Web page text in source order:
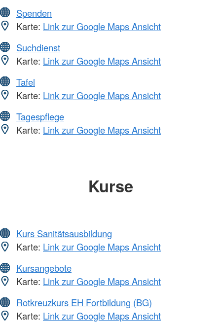
Spenden
Karte: Link zur Google Maps Ansicht
Suchdienst
Karte: Link zur Google Maps Ansicht
Tafel
Karte: Link zur Google Maps Ansicht
Tagespflege
Karte: Link zur Google Maps Ansicht
Kurse
Kurs Sanitätsausbildung
Karte: Link zur Google Maps Ansicht
Kursangebote
Karte: Link zur Google Maps Ansicht
Rotkreuzkurs EH Fortbildung (BG)
Karte: Link zur Google Maps Ansicht